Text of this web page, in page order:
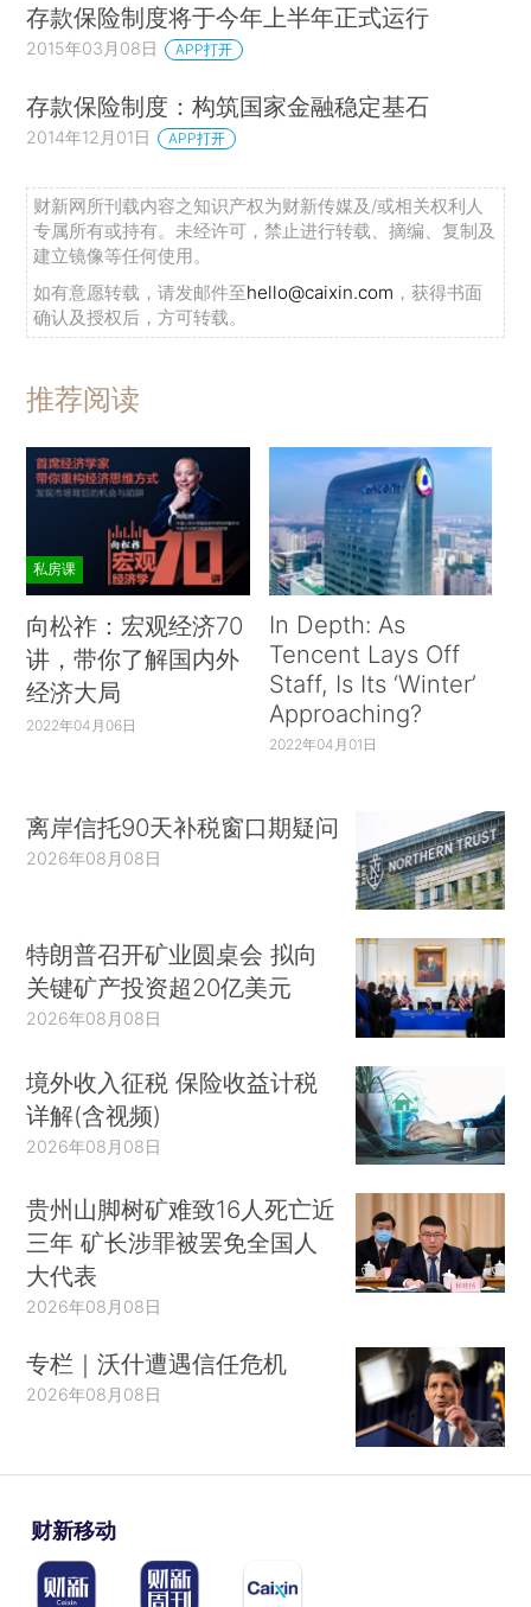
存款保险制度将于今年上半年正式运行
2015年03月08日 APP打开
存款保险制度：构筑国家金融稳定基石
2014年12月01日 APP打开
财新网所刊载内容之知识产权为财新传媒及/或相关权利人
专属所有或持有。未经许可，禁止进行转载、摘编、复制及
建立镜像等任何使用。
如有意愿转载，请发邮件至hello@caixin.com ，获得书面
确认及授权后，方可转载。
推荐阅读
私房课
向松祚：宏观经济70
讲，带你了解国内外
经济大局
2022年04月06日
In Depth: As
Tencent Lays Off
Staff, Is Its ‘Winter’
Approaching?
2022年04月01日
离岸信托90天补税窗口期疑问
2026年08月08日
特朗普召开矿业圆桌会 拟向
关键矿产投资超20亿美元
2026年08月08日
境外收入征税 保险收益计税
详解(含视频)
2026年08月08日
贵州山脚树矿难致16人死亡近
三年 矿长涉罪被罢免全国人
大代表
2026年08月08日
专栏｜沃什遭遇信任危机
2026年08月08日
财新移动